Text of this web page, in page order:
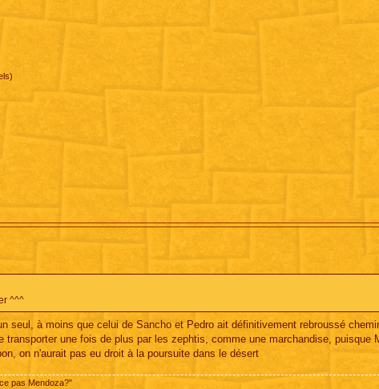
^^^
seul, à moins que celui de Sancho et Pedro ait définitivement rebroussé
une fois de plus par les zephtis, comme une marchandise, puisque
on n'aurait pas eu droit à la poursuite dans le désert
pas Mendoza?"